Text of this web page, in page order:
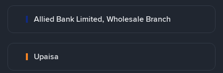
Allied Bank Limited, Wholesale Branch
Upaisa